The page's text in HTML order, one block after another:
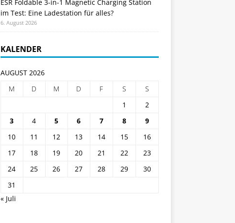
ESR Foldable 3-in-1 Magnetic Charging Station
im Test: Eine Ladestation für alles?
6. August 2026
KALENDER
AUGUST 2026
M
D M D F S
S
1
2
3
4 5 6 7 8
9
10
11 12 13 14 15
16
17
18 19 20 21 22
23
24
25 26 27 28 29
30
31
« Juli